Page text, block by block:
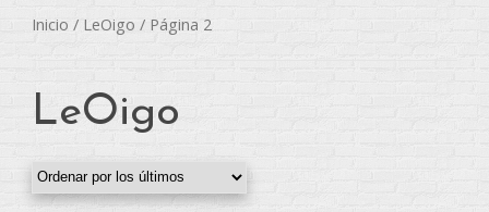
Inicio / LeOigo / Página 2
LeOigo